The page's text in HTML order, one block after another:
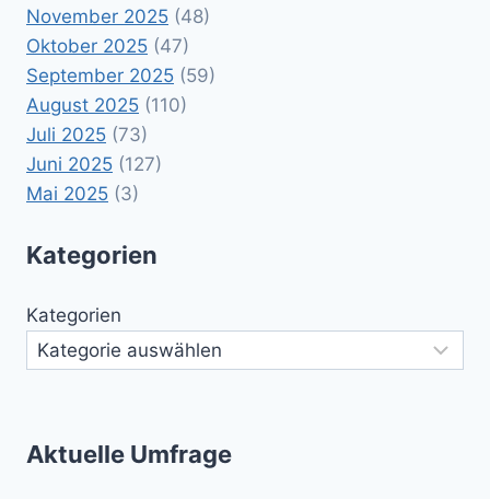
November 2025 (48)
Oktober 2025 (47)
September 2025 (59)
August 2025 (110)
Juli 2025 (73)
Juni 2025 (127)
Mai 2025 (3)
Kategorien
Kategorien
Aktuelle Umfrage